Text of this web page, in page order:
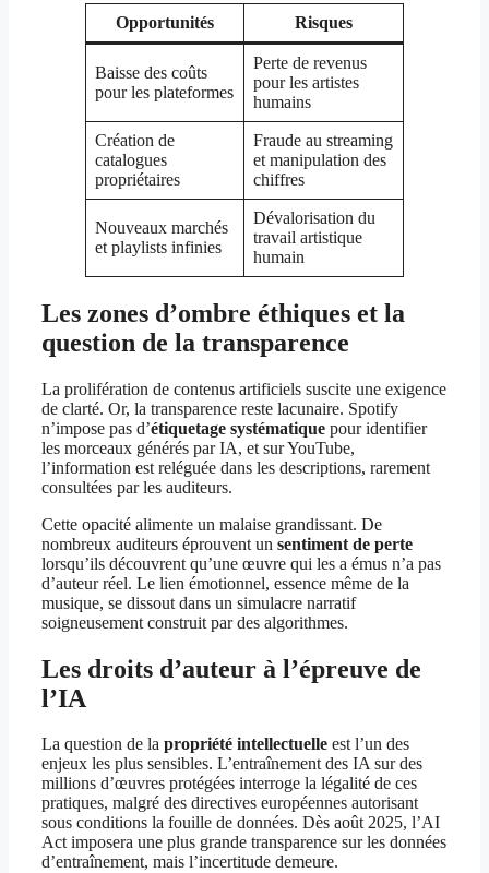
Opportunités Risques
Baisse des coûts
pour les plateformes
Perte de revenus
pour les artistes
humains
Création de
catalogues
propriétaires
Fraude au streaming
et manipulation des
chiffres
Nouveaux marchés
et playlists infinies
Dévalorisation du
travail artistique
humain
Les zones d’ombre éthiques et la
question de la transparence
La prolifération de contenus artificiels suscite une exigence
de clarté. Or, la transparence reste lacunaire. Spotify
n’impose pas d’étiquetage systématique pour identifier
les morceaux générés par IA, et sur YouTube,
l’information est reléguée dans les descriptions, rarement
consultées par les auditeurs.
Cette opacité alimente un malaise grandissant. De
nombreux auditeurs éprouvent un sentiment de perte
lorsqu’ils découvrent qu’une œuvre qui les a émus n’a pas
d’auteur réel. Le lien émotionnel, essence même de la
musique, se dissout dans un simulacre narratif
soigneusement construit par des algorithmes.
Les droits d’auteur à l’épreuve de
l’IA
La question de la propriété intellectuelle est l’un des
enjeux les plus sensibles. L’entraînement des IA sur des
millions d’œuvres protégées interroge la légalité de ces
pratiques, malgré des directives européennes autorisant
sous conditions la fouille de données. Dès août 2025, l’AI
Act imposera une plus grande transparence sur les données
d’entraînement, mais l’incertitude demeure.